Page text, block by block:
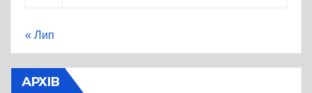
« Лип
АРХІВ